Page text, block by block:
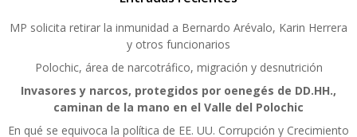
MP solicita retirar la inmunidad a Bernardo Arévalo, Karin Herrera
y otros funcionarios
Polochic, área de narcotráfico, migración y desnutrición
Invasores y narcos, protegidos por oenegés de DD.HH.,
caminan de la mano en el Valle del Polochic
En qué se equivoca la política de EE. UU. Corrupción y Crecimiento